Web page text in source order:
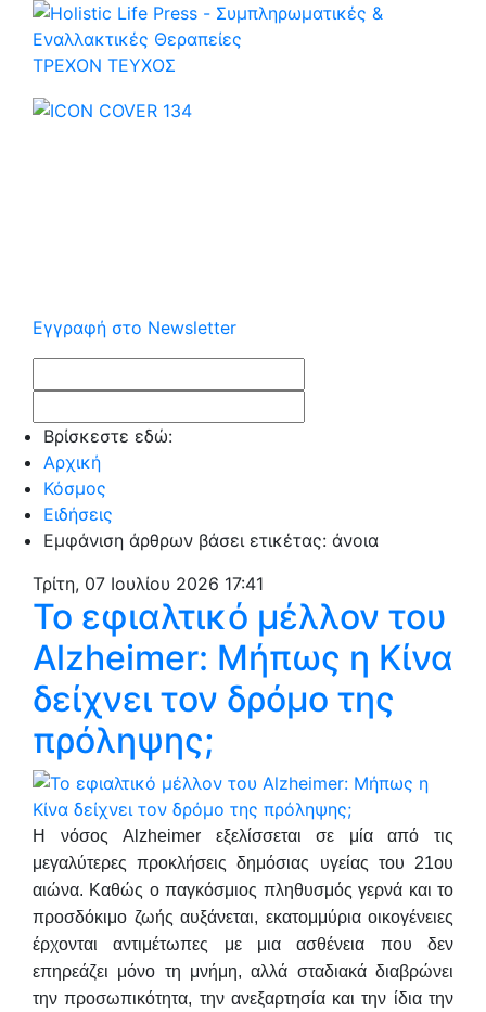
ΤΡΕΧOΝ ΤΕΥΧΟΣ
Εγγραφή στο Newsletter
Βρίσκεστε εδώ:
Αρχική
Κόσμος
Ειδήσεις
Εμφάνιση άρθρων βάσει ετικέτας: άνοια
Τρίτη, 07 Ιουλίου 2026 17:41
Το εφιαλτικό μέλλον του
Alzheimer: Μήπως η Κίνα
δείχνει τον δρόμο της
πρόληψης;
Η νόσος Alzheimer εξελίσσεται σε μία από τις
μεγαλύτερες προκλήσεις δημόσιας υγείας του 21ου
αιώνα. Καθώς ο παγκόσμιος πληθυσμός γερνά και το
προσδόκιμο ζωής αυξάνεται, εκατομμύρια οικογένειες
έρχονται αντιμέτωπες με μια ασθένεια που δεν
επηρεάζει μόνο τη μνήμη, αλλά σταδιακά διαβρώνει
την προσωπικότητα, την ανεξαρτησία και την ίδια την